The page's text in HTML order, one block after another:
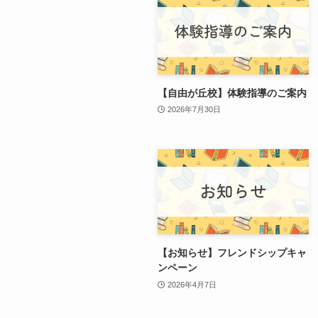
【自由が丘校】体験指導のご案内
2026年7月30日
【お知らせ】フレンドシップキャ
ンペーン
2026年4月7日